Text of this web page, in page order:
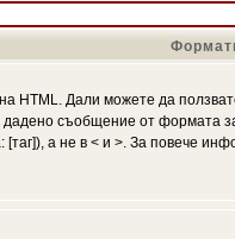
HTML. Дали можете да
съобщение от формата
[таг]), а не в < и >. За повече